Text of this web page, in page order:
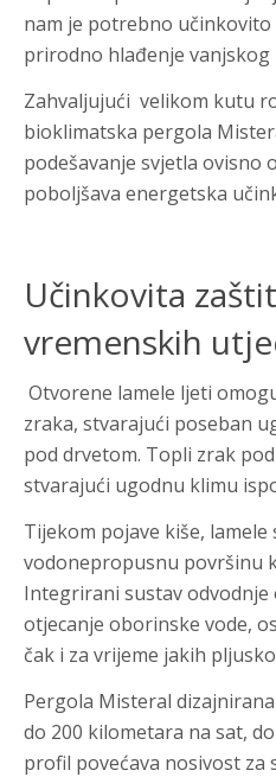
nam je potrebno učinkovito
prirodno hlađenje
Zahvaljujući velikom kutu
bioklimatska pergola
podešavanje svjetla ovisno
poboljšava energetska
Učinkovita
vremenskih
Otvorene lamele ljeti
zraka, stvarajući poseban
pod drvetom. Topli zrak
stvarajući ugodnu klimu
Tijekom pojave kiše,
vodonepropusnu površinu
Integrirani sustav
otjecanje oborinske vode,
čak i za vrijeme jakih
Pergola Misteral
do 200 kilometara na sat,
profil povećava nosivost za